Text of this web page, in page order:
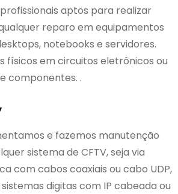
aptos para realizar
reparo em equipamentos
notebooks e servidores.
físicos em circuitos eletrônicos ou
componentes. .
e fazemos manutenção
sistema de CFTV, seja via
com cabos coaxiais ou cabo UDP,
digitas com IP cabeada ou